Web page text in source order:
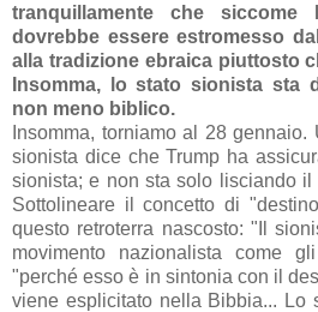
tranquillamente che
dovrebbe essere estromesso
alla tradizione ebraica piuttosto
Insomma, lo stato sionista sta
non meno biblico.
Insomma, torniamo al 28
sionista dice che Trump ha
sionista; e non sta solo lisciando
Sottolineare il concetto di
questo retroterra nascosto: "Il
movimento nazionalista come
"perché esso è in sintonia con il
viene esplicitato nella Bibbia... Lo